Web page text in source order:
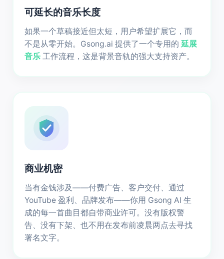
可延长的音乐长度
如果一个草稿接近但太短，用户希望扩展它，而
不是从零开始。Gsong.ai 提供了一个专用的延展
音乐 工作流程，这是背景音轨的强大支持资产。
商业机密
当有金钱涉及——付费广告、客户交付、通过
YouTube 盈利、品牌发布——你用 Gsong AI 生
成的每一首曲目都自带商业许可。没有版权警
告、没有下架、也不用在发布前凌晨两点去寻找
署名文字。